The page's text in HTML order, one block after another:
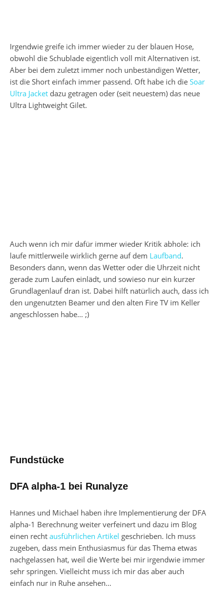
Irgendwie greife ich immer wieder zu der blauen Hose,
obwohl die Schublade eigentlich voll mit Alternativen ist.
Aber bei dem zuletzt immer noch unbeständigen Wetter,
ist die Short einfach immer passend. Oft habe ich die Soar
Ultra Jacket dazu getragen oder (seit neuestem) das neue
Ultra Lightweight Gilet.
Auch wenn ich mir dafür immer wieder Kritik abhole: ich
laufe mittlerweile wirklich gerne auf dem Laufband.
Besonders dann, wenn das Wetter oder die Uhrzeit nicht
gerade zum Laufen einlädt, und sowieso nur ein kurzer
Grundlagenlauf dran ist. Dabei hilft natürlich auch, dass ich
den ungenutzten Beamer und den alten Fire TV im Keller
angeschlossen habe… ;)
Fundstücke
DFA alpha-1 bei Runalyze
Hannes und Michael haben ihre Implementierung der DFA
alpha-1 Berechnung weiter verfeinert und dazu im Blog
einen recht ausführlichen Artikel geschrieben. Ich muss
zugeben, dass mein Enthusiasmus für das Thema etwas
nachgelassen hat, weil die Werte bei mir irgendwie immer
sehr springen. Vielleicht muss ich mir das aber auch
einfach nur in Ruhe ansehen…